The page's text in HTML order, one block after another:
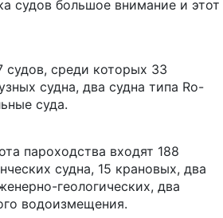
судов большое внимание и этот
судов, среди которых 33
судна, два судна типа Ro-
суда.
пароходства входят 188
судна, 15 крановых, два
геологических, два
водоизмещения.